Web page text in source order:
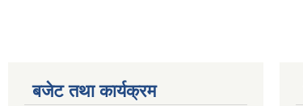
बजेट तथा कार्यक्रम